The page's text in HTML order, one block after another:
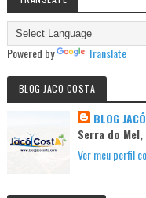
Powered by Translate
BLOG JACO COSTA
BLOG
Serra do
Ver meu perfil